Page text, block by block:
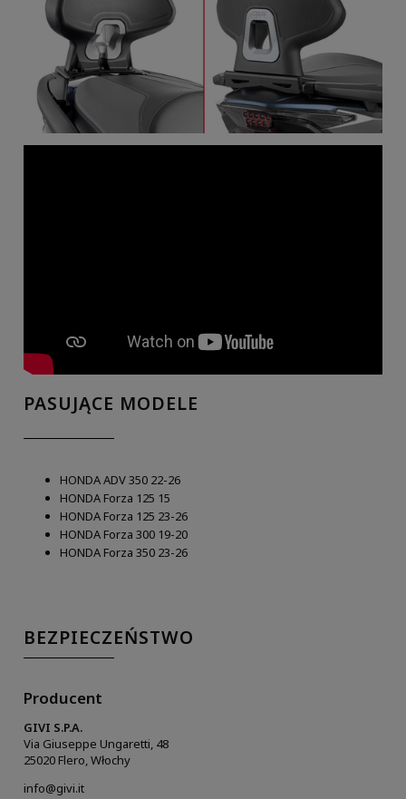
PASUJĄCE MODELE
HONDA ADV 350 22-26
HONDA Forza 125 15
HONDA Forza 125 23-26
HONDA Forza 300 19-20
HONDA Forza 350 23-26
BEZPIECZEŃSTWO
Producent
GIVI S.P.A.
Via Giuseppe Ungaretti, 48
25020 Flero, Włochy
info@givi.it